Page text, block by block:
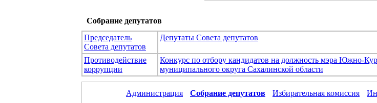
Собрание депутатов
Председатель
Совета депутатов
Депутаты Совета депутатов
Противодействие
коррупции
Конкурс по отбору кандидатов на должность мэра Южно-
муниципального округа Сахалинской области
Администрация Собрание депутатов Избирательная комиссия